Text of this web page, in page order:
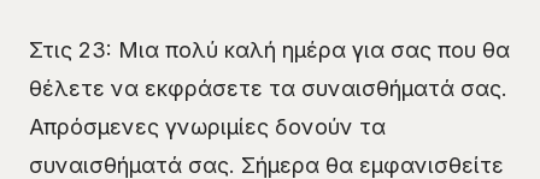
Στις 23: Μια πολύ καλή ημέρα για σας που θα
θέλετε να εκφράσετε τα συναισθήματά σας.
Απρόσμενες γνωριμίες δονούν τα
συναισθήματά σας. Σήμερα θα εμφανισθείτε